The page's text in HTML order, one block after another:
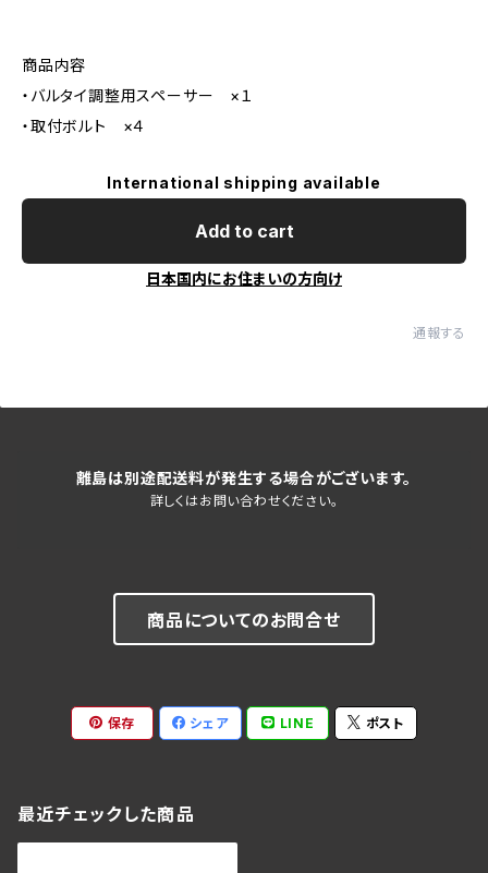
商品内容
・バルタイ調整用スペーサー ×１
・取付ボルト ×４
International shipping available
Add to cart
日本国内にお住まいの方向け
通報する
離島は別途配送料が発生する場合がございます。
詳しくはお問い合わせください。
商品についてのお問合せ
保存 シェア LINE ポスト
最近チェックした商品